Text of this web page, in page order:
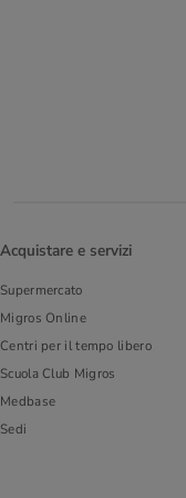
Acquistare e servizi
Supermercato
Migros Online
Centri per il tempo libero
Scuola Club Migros
Medbase
Sedi